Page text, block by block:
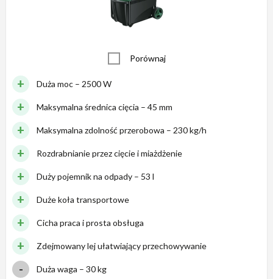
Porównaj
Duża moc – 2500 W
Maksymalna średnica cięcia – 45 mm
Maksymalna zdolność przerobowa – 230 kg/h
Rozdrabnianie przez cięcie i miażdżenie
Duży pojemnik na odpady – 53 l
Duże koła transportowe
Cicha praca i prosta obsługa
Zdejmowany lej ułatwiający przechowywanie
Duża waga – 30 kg